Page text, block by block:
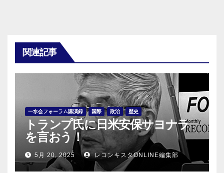
関連記事
一水会フォーラム講演録 国際 政治 歴史
トランプ氏に日米安保サヨナラ
を言おう！
5月 20, 2025 レコンキスタONLINE編集部